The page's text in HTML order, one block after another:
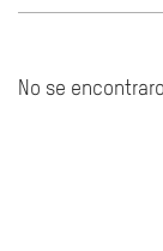
No se